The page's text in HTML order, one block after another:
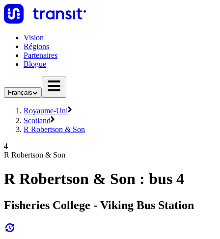
Vision
Régions
Partenaires
Blogue
Français
Royaume-Uni
Scotland
R Robertson & Son
4
R Robertson & Son
R Robertson & Son : bus 4
Fisheries College - Viking Bus Station